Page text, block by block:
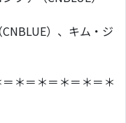
）、キム・ジ
＊＝＊＝＊＝＊＝＊